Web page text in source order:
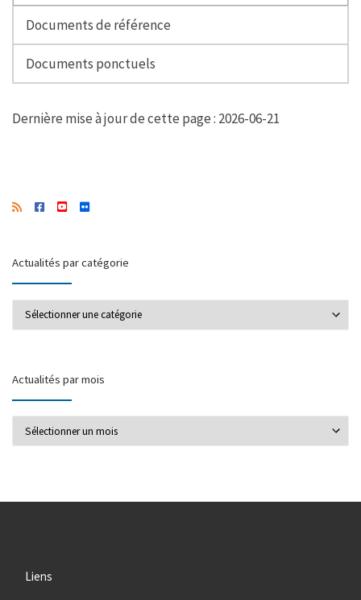
Documents de référence
Documents ponctuels
Dernière mise à jour de cette page : 2026-06-21
Actualités par catégorie
Actualités par mois
Liens